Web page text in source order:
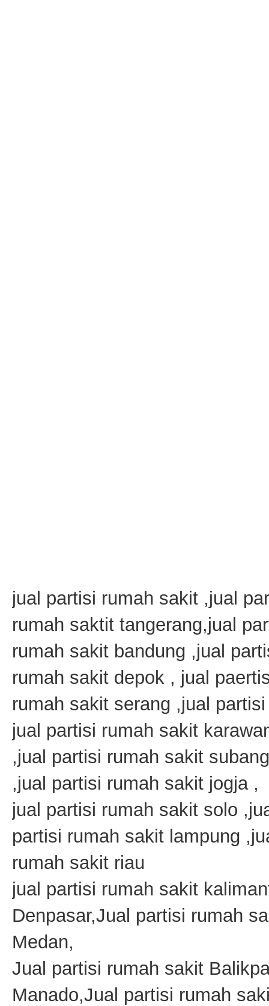
jual partisi rumah sakit ,jual
rumah saktit tangerang,jual
rumah sakit bandung ,jual
rumah sakit depok , jual
rumah sakit serang ,jual
jual partisi rumah sakit
,jual partisi rumah sakit
,jual partisi rumah sakit jogja ,
jual partisi rumah sakit solo
partisi rumah sakit lampung
rumah sakit riau
jual partisi rumah sakit
Denpasar,Jual partisi rumah
Medan,
Jual partisi rumah sakit
Manado,Jual partisi rumah